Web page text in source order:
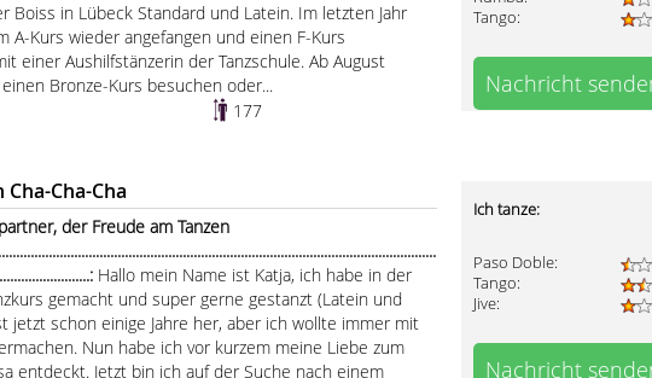
Boiss in Lübeck Standard und Latein. Im letzten Jahr
A-Kurs wieder angefangen und einen F-Kurs
einer Aushilfstänzerin der Tanzschule. Ab August
Bronze-Kurs besuchen oder...
177
Tango:
Nachricht
Cha-Cha
der Freude am Tanzen
Hallo mein Name ist Katja, ich habe in der
gemacht und super gerne gestanzt (Latein und
jetzt schon einige Jahre her, aber ich wollte immer mit
Nun habe ich vor kurzem meine Liebe zum
entdeckt. Jetzt bin ich auf der Suche nach einem
Ich tanze:
Paso Doble:
Tango:
Jive:
Nachricht